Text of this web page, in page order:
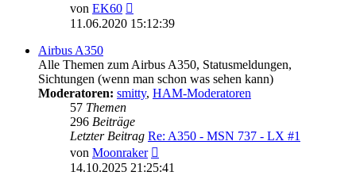
von EK60
Beitrag
11.06.2020 15:12:39
Airbus A350
Alle Themen zum Airbus A350, Statusmeldungen,
Sichtungen (wenn man schon was sehen kann)
Moderatoren: smitty, HAM-Moderatoren
57 Themen
296 Beiträge
Letzter Beitrag Re: A350 - MSN 737 - LX #1
von Moonraker
Beitrag
14.10.2025 21:25:41